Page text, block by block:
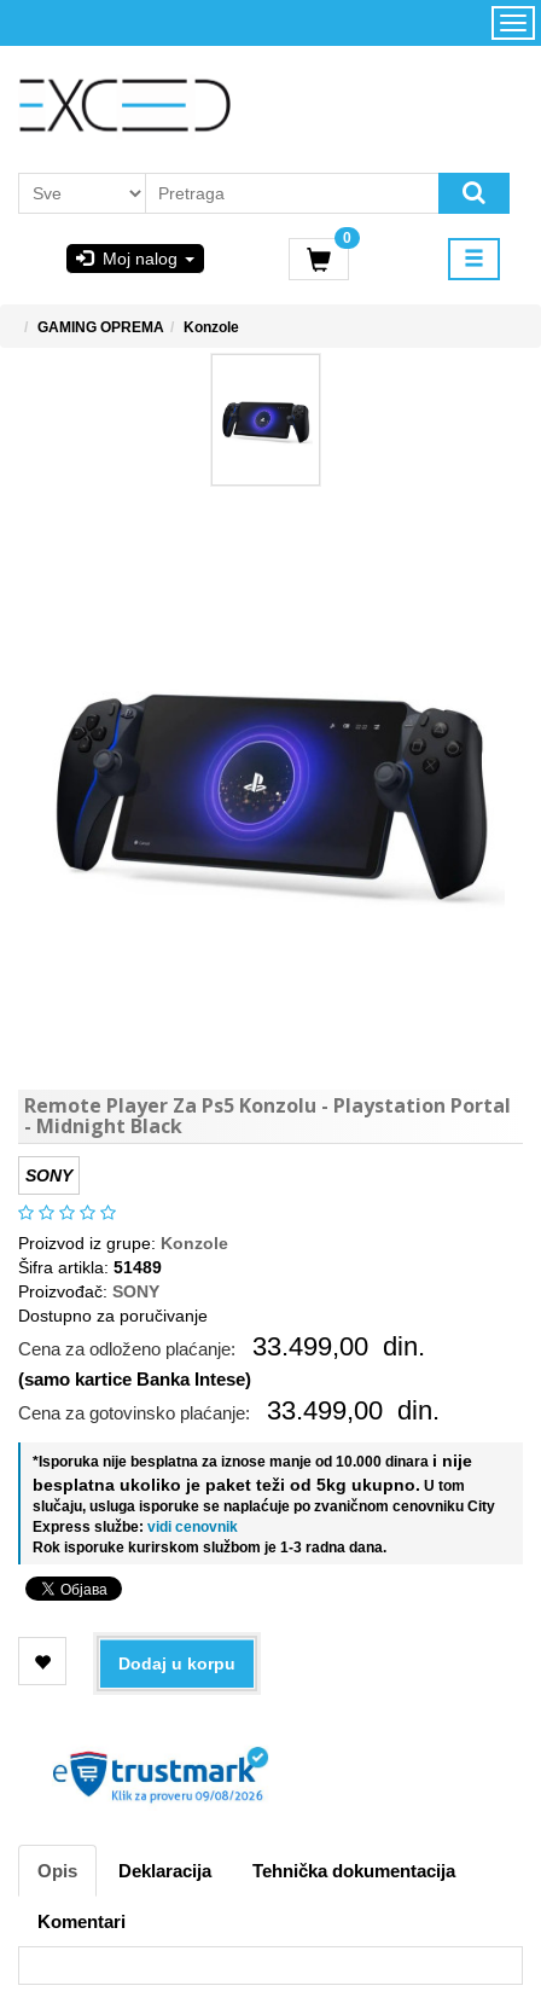
Moj nalog
0
Početna
korišćenja i
GAMING OPREMA Konzole
Remote Player Za Ps5 Konzolu - Playstation Portal
- Midnight Black
SONY
Proizvod iz grupe: Konzole
Šifra artikla: 51489
Proizvođač: SONY
Dostupno za poručivanje
Cena za odloženo plaćanje: 33.499,00 din.
(samo kartice Banka Intese)
Cena za gotovinsko plaćanje:
33.499,00 din.
*Isporuka nije besplatna za iznose manje od 10.000 dinara i nije
besplatna ukoliko je paket teži od 5kg ukupno. U tom
slučaju, usluga isporuke se naplaćuje po zvaničnom cenovniku City
Express službe: vidi cenovnik
Rok isporuke kurirskom službom je 1-3 radna dana.
Dodaj u korpu
Opis Deklaracija Tehnička dokumentacija
Komentari